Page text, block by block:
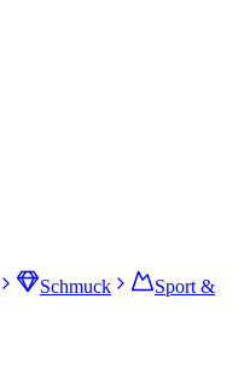
Schmuck
Sport &